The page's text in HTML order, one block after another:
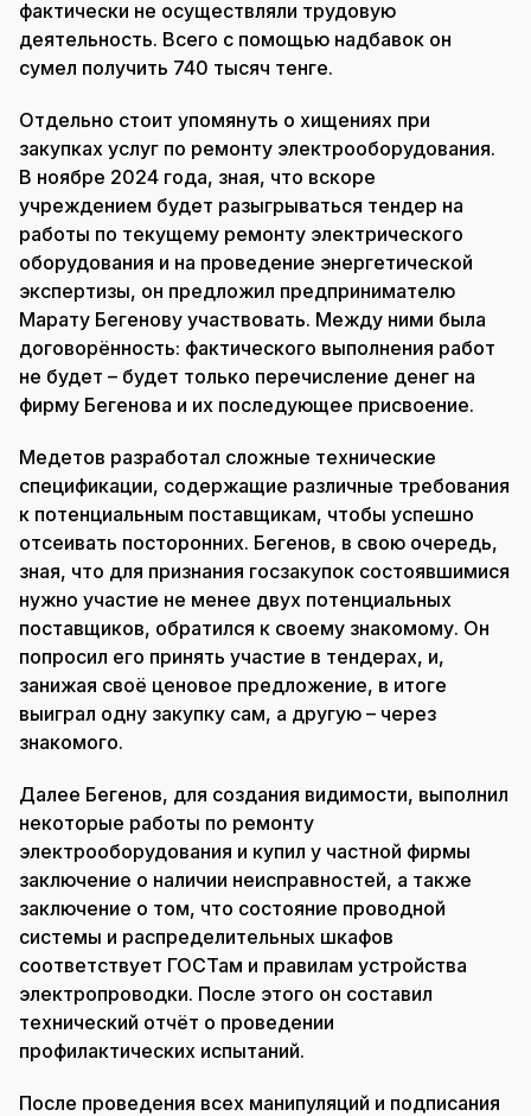
фактически не осуществляли трудовую
деятельность. Всего с помощью надбавок он
сумел получить 740 тысяч тенге.
Отдельно стоит упомянуть о хищениях при
закупках услуг по ремонту электрооборудования.
В ноябре 2024 года, зная, что вскоре
учреждением будет разыгрываться тендер на
работы по текущему ремонту электрического
оборудования и на проведение энергетической
экспертизы, он предложил предпринимателю
Марату Бегенову участвовать. Между ними была
договорённость: фактического выполнения работ
не будет – будет только перечисление денег на
фирму Бегенова и их последующее присвоение.
Медетов разработал сложные технические
спецификации, содержащие различные требования
к потенциальным поставщикам, чтобы успешно
отсеивать посторонних. Бегенов, в свою очередь,
зная, что для признания госзакупок состоявшимися
нужно участие не менее двух потенциальных
поставщиков, обратился к своему знакомому. Он
попросил его принять участие в тендерах, и,
занижая своё ценовое предложение, в итоге
выиграл одну закупку сам, а другую – через
знакомого.
Далее Бегенов, для создания видимости, выполнил
некоторые работы по ремонту
электрооборудования и купил у частной фирмы
заключение о наличии неисправностей, а также
заключение о том, что состояние проводной
системы и распределительных шкафов
соответствует ГОСТам и правилам устройства
электропроводки. После этого он составил
технический отчёт о проведении
профилактических испытаний.
После проведения всех манипуляций и подписания